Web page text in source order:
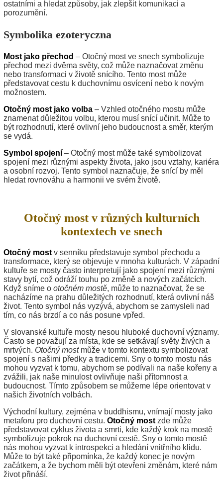
ostatními a hledat způsoby, jak zlepšit komunikaci a
porozumění.
Symbolika ezoteryczna
Most jako přechod – Otočný most ve snech symbolizuje
přechod mezi dvěma světy, což může naznačovat změnu
nebo transformaci v životě snícího. Tento most může
představovat cestu k duchovnímu osvícení nebo k novým
možnostem.
Otočný most jako volba – Vzhled otočného mostu může
znamenat důležitou volbu, kterou musí snící učinit. Může to
být rozhodnutí, které ovlivní jeho budoucnost a směr, kterým
se vydá.
Symbol spojení – Otočný most může také symbolizovat
spojení mezi různými aspekty života, jako jsou vztahy, kariéra
a osobní rozvoj. Tento symbol naznačuje, že snící by měl
hledat rovnováhu a harmonii ve svém životě.
Otočný most v různých kulturních
kontextech ve snech
Otočný most v senníku představuje symbol přechodu a
transformace, který se objevuje v mnoha kulturách. V západní
kultuře se mosty často interpretují jako spojení mezi různými
stavy bytí, což odráží touhu po změně a nových začátcích.
Když sníme o otočném mostě, může to naznačovat, že se
nacházíme na prahu důležitých rozhodnutí, která ovlivní náš
život. Tento symbol nás vyzývá, abychom se zamysleli nad
tím, co nás brzdí a co nás posune vpřed.
V slovanské kultuře mosty nesou hluboké duchovní významy.
Často se považují za místa, kde se setkávají světy živých a
mrtvých. Otočný mostmůže v tomto kontextu symbolizovat
spojení s našimi předky a tradicemi. Sny o tomto mostu nás
mohou vyzvat k tomu, abychom se podívali na naše kořeny a
zvážili, jak naše minulost ovlivňuje naši přítomnost a
budoucnost. Tímto způsobem se můžeme lépe orientovat v
našich životních volbách.
Východní kultury, zejména v buddhismu, vnímají mosty jako
metaforu pro duchovní cestu. Otočný most zde může
představovat cyklus života a smrti, kde každý krok na mostě
symbolizuje pokrok na duchovní cestě. Sny o tomto mostě
nás mohou vyzvat k introspekci a hledání vnitřního klidu.
Může to být také připomínka, že každý konec je novým
začátkem, a že bychom měli být otevřeni změnám, které nám
život přináší.